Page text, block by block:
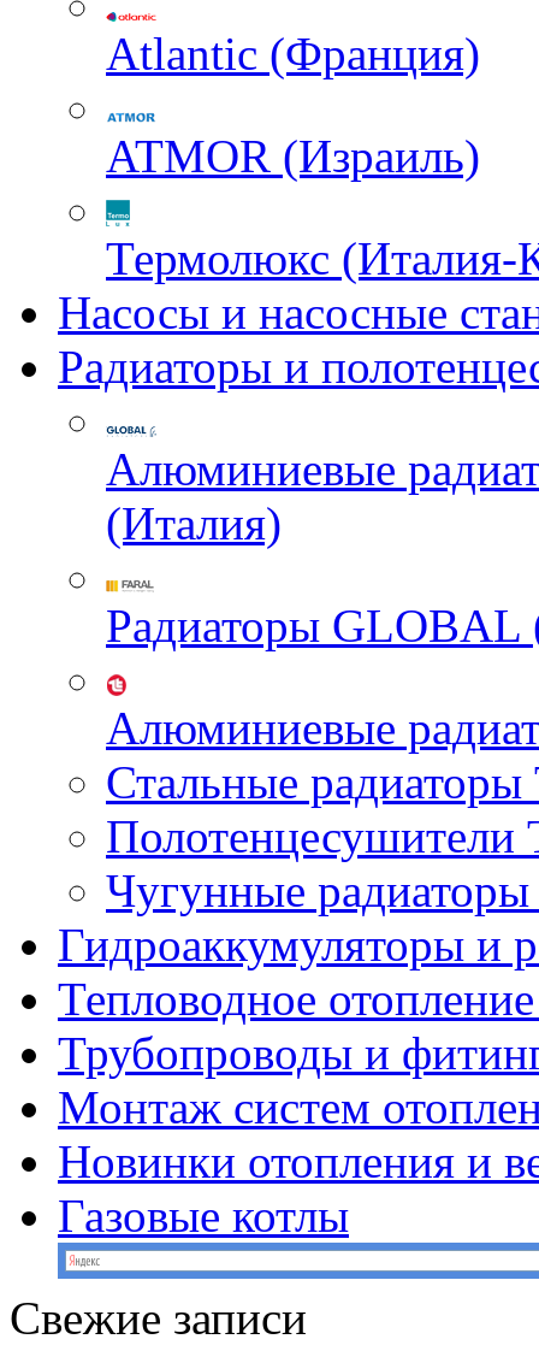
Atlantic (Франция)
ATMOR (Израиль)
Термолюкс (Италия-
Насосы и насосные
Радиаторы и
Алюминиевые
(Италия)
Радиаторы GLOBAL
Алюминиевые
Стальные
Чугунные
Гидроаккумуляторы и
Тепловодное
Трубопроводы и
Монтаж систем
Новинки отопления и
Газовые котлы
Свежие записи